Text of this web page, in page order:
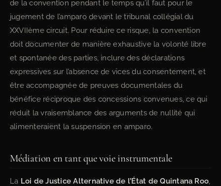
de la convention pendant le temps qu’il faut pour le
jugement de l’amparo devant le tribunal collégial du
XXVIIème circuit. Pour réduire ce risque, la convention
doit documenter de manière exhaustive la volonté libre
et spontanée des parties, inclure des déclarations
expressives sur l’absence de vices du consentement, et
être accompagnée de preuves documentales du
bénéfice réciproque des concessions convenues, ce qui
réduit la vraisemblance des arguments de nullité qui
alimenteraient la suspension en amparo.
Médiation en tant que voie instrumentale
La Loi de Justice Alternative de l’État de Quintana Roo,